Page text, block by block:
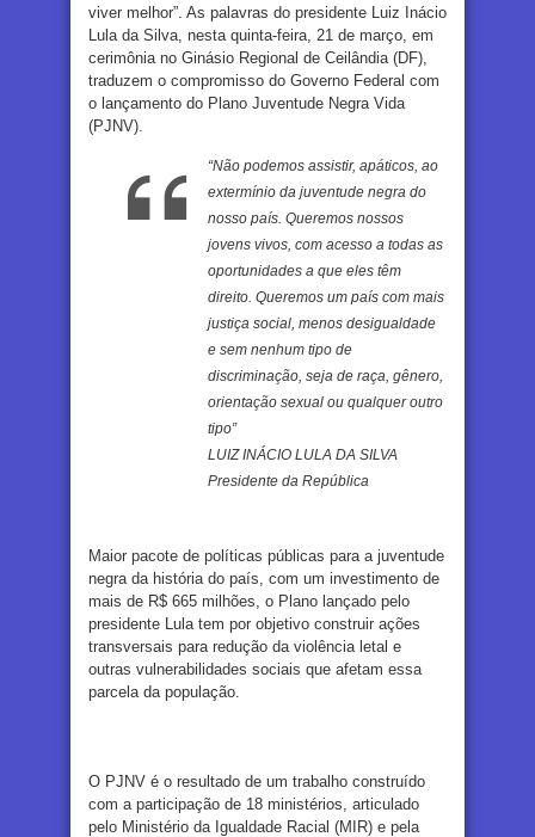
viver melhor”. As palavras do presidente Luiz Inácio
Lula da Silva, nesta quinta-feira, 21 de março, em
cerimônia no Ginásio Regional de Ceilândia (DF),
traduzem o compromisso do Governo Federal com
o lançamento do Plano Juventude Negra Vida
(PJNV).
“Não podemos assistir, apáticos, ao
extermínio da juventude negra do
nosso país. Queremos nossos
jovens vivos, com acesso a todas as
oportunidades a que eles têm
direito. Queremos um país com mais
justiça social, menos desigualdade
e sem nenhum tipo de
discriminação, seja de raça, gênero,
orientação sexual ou qualquer outro
tipo”
LUIZ INÁCIO LULA DA SILVA
Presidente da República
Maior pacote de políticas públicas para a juventude
negra da história do país, com um investimento de
mais de R$ 665 milhões, o Plano lançado pelo
presidente Lula tem por objetivo construir ações
transversais para redução da violência letal e
outras vulnerabilidades sociais que afetam essa
parcela da população.
O PJNV é o resultado de um trabalho construído
com a participação de 18 ministérios, articulado
pelo Ministério da Igualdade Racial (MIR) e pela